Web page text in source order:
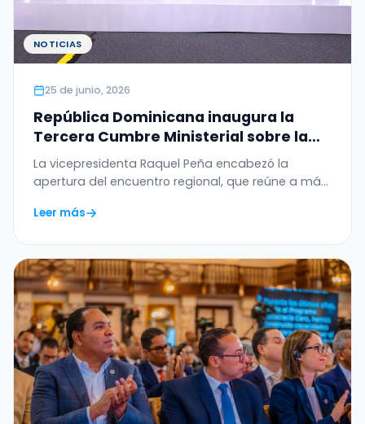
NOTICIAS
25 de junio, 2026
República Dominicana inaugura la
Tercera Cumbre Ministerial sobre la
Ética de la Inteligencia Artificial en
América Latina y el Caribe
La vicepresidenta Raquel Peña encabezó la
apertura del encuentro regional, que reúne a más
Leer más